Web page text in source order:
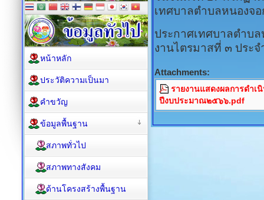
เทศบาลตำบลหนองจ
ประกาศเทศบาลตำบล
งานไตรมาสที่ ๓ ประ
Attachments:
รายงานแสดงผลการดำเ
ปีงบประมาณ๒๕๖๖.pdf
หน้าหลัก
ประวัติความเป็นมา
คำขวัญ
ข้อมูลพื้นฐาน
สภาพทั่วไป
สภาพทางสังคม
ด้านโครงสร้างพื้นฐาน